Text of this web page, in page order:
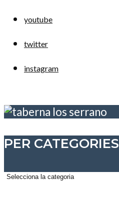
youtube
twitter
instagram
PER CATEGORIES
Per